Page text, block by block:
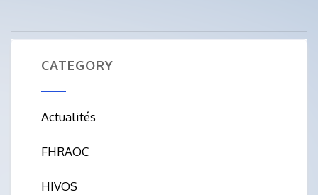
CATEGORY
Actualités
FHRAOC
HIVOS